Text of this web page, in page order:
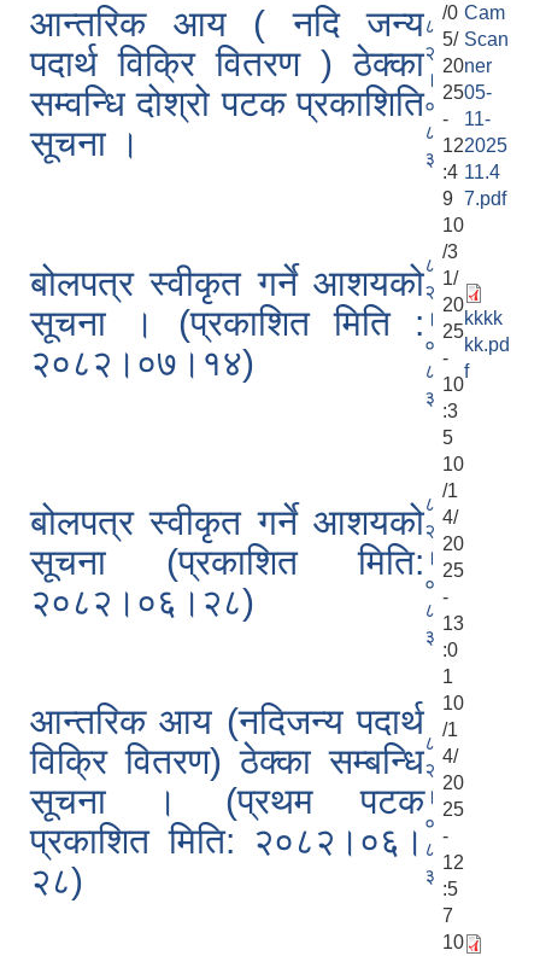
आन्तरिक आय ( नदि जन्य
पदार्थ विक्रि वितरण ) ठेक्का
सम्वन्धि दोश्रो पटक प्रकाशिति
सूचना ।
८
२
।
०
८
३
/0
5/
20
25
-
12
:4
9
Cam
Scan
ner
05-
11-
2025
11.4
7.pdf
बोलपत्र स्वीकृत गर्ने आशयको
सूचना । (प्रकाशित मिति :
२०८२।०७।१४)
८
२
।
०
८
३
10
/3
1/
20
25
-
10
:3
5
kkkk
kk.pd
f
बोलपत्र स्वीकृत गर्ने आशयको
सूचना (प्रकाशित मिति:
२०८२।०६।२८)
८
२
।
०
८
३
10
/1
4/
20
25
-
13
:0
1
आन्तरिक आय (नदिजन्य पदार्थ
विक्रि वितरण) ठेक्का सम्बन्धि
सूचना । (प्रथम पटक
प्रकाशित मिति: २०८२।०६।
२८)
८
२
।
०
८
३
10
/1
4/
20
25
-
12
:5
7
10